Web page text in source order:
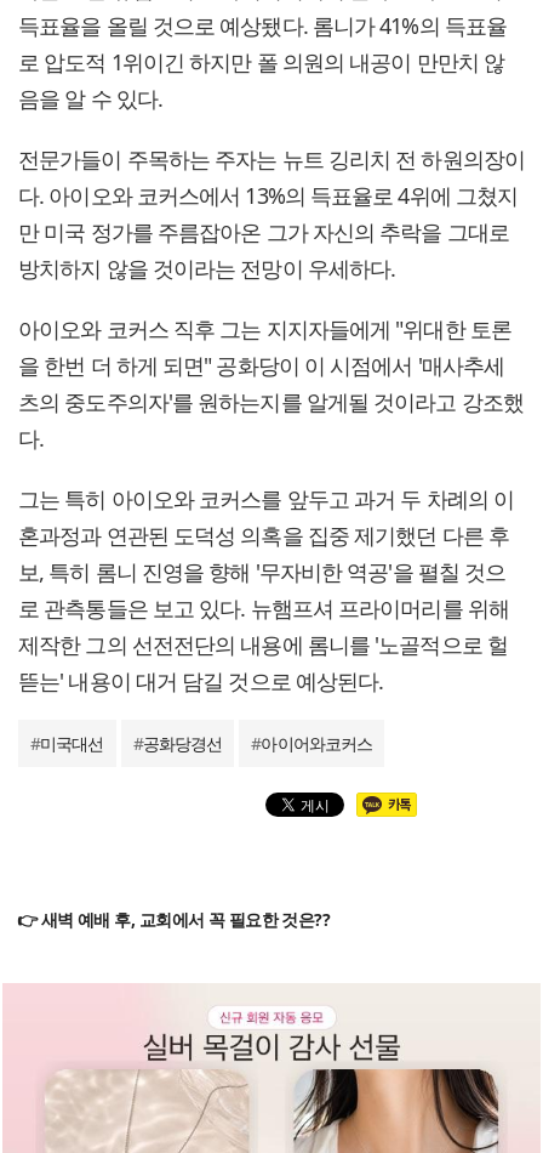
득표율을 올릴 것으로 예상됐다. 롬니가 41%의 득표율
로 압도적 1위이긴 하지만 폴 의원의 내공이 만만치 않
음을 알 수 있다.
전문가들이 주목하는 주자는 뉴트 깅리치 전 하원의장이
다. 아이오와 코커스에서 13%의 득표율로 4위에 그쳤지
만 미국 정가를 주름잡아온 그가 자신의 추락을 그대로
방치하지 않을 것이라는 전망이 우세하다.
아이오와 코커스 직후 그는 지지자들에게 "위대한 토론
을 한번 더 하게 되면" 공화당이 이 시점에서 '매사추세
츠의 중도주의자'를 원하는지를 알게될 것이라고 강조했
다.
그는 특히 아이오와 코커스를 앞두고 과거 두 차례의 이
혼과정과 연관된 도덕성 의혹을 집중 제기했던 다른 후
보, 특히 롬니 진영을 향해 '무자비한 역공'을 펼칠 것으
로 관측통들은 보고 있다. 뉴햄프셔 프라이머리를 위해
제작한 그의 선전전단의 내용에 롬니를 '노골적으로 헐
뜯는' 내용이 대거 담길 것으로 예상된다.
#미국대선 #공화당경선 #아이어와코커스
👉 새벽 예배 후, 교회에서 꼭 필요한 것은??